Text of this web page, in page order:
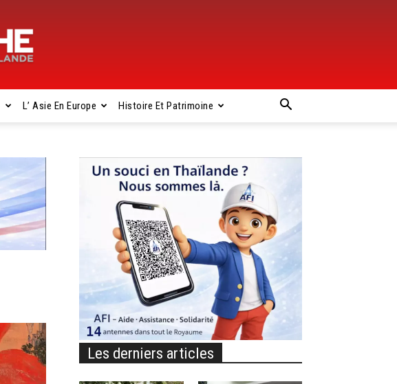
L’ Asie En Europe Histoire Et Patrimoine
Les derniers articles